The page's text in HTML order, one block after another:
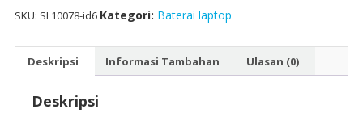
SKU: SL10078-id6 Kategori: Baterai laptop
Deskripsi Informasi Tambahan Ulasan (0)
Deskripsi